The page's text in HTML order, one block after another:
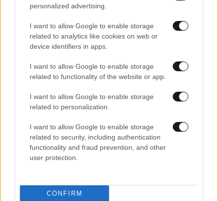
personalized advertising.
I want to allow Google to enable storage
related to analytics like cookies on web or
device identifiers in apps.
I want to allow Google to enable storage
related to functionality of the website or app.
I want to allow Google to enable storage
related to personalization.
I want to allow Google to enable storage
related to security, including authentication
functionality and fraud prevention, and other
user protection.
CONFIRM
Εργοθεραπεία,
Φυσικοθεραπεία ή
προοπτικών